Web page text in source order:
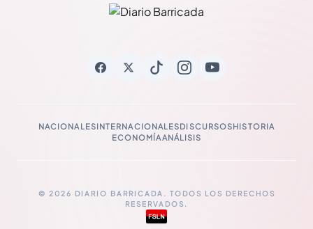
NACIONALESINTERNACIONALESDISCURSOSHISTORIA
ECONOMÍAANÁLISIS
© 2026 DIARIO BARRICADA. TODOS LOS DERECHOS
RESERVADOS.